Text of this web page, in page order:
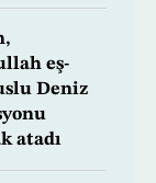
eş-
Deniz
atadı